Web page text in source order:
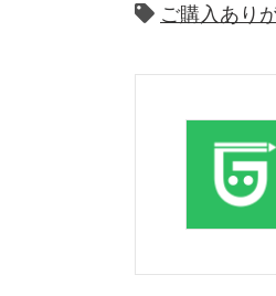
ご購入あり